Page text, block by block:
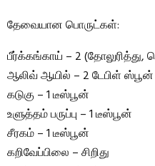
தேவையான பொருட்கள்:
பீர்க்கங்காய் – 2 (தோலுரித்து,
ஆலிவ் ஆயில் – 2 டேபிள் ஸ்பூன்
கடுகு – 1 டீஸ்பூன்
உளுத்தம் பருப்பு – 1 டீஸ்பூன்
சீரகம் – 1 டீஸ்பூன்
கறிவேப்பிலை – சிறிது